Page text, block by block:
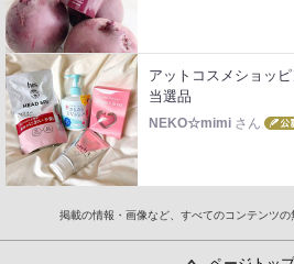
アットコスメショッ
当選品
NEKO☆mimi さん
掲載の情報・画像など、すべてのコンテンツの